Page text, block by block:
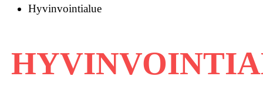
Hyvinvointialue